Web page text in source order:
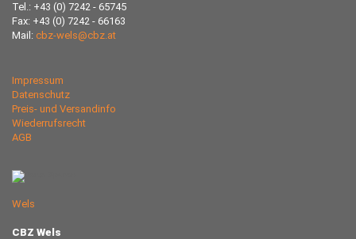
Tel.: +43 (0) 7242 - 65745
Fax: +43 (0) 7242 - 66163
Mail: cbz-wels@cbz.at
Impressum
Datenschutz
Preis- und Versandinfo
Wiederrufsrecht
AGB
Wels
CBZ Wels